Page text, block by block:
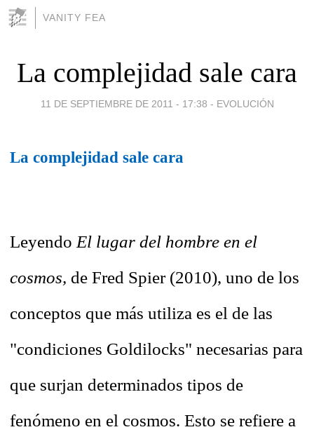
VANITY FEA
La complejidad sale cara
11 DE SEPTIEMBRE DE 2011 - 17:38 - EVOLUCIÓN
La complejidad sale cara
LeyendoEl lugar del hombre en el
cosmos, de Fred Spier (2010), uno de los
conceptos que más utiliza es el de las
"condiciones Goldilocks" necesarias para
que surjan determinados tipos de
fenómeno en el cosmos. Esto se refiere a